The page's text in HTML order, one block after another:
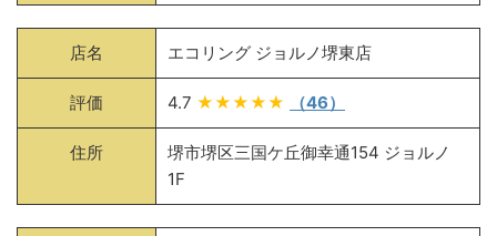
店名 エコリング ジョルノ堺東店
評価 4.7 ★★★★★ （46）
住所
堺市堺区三国ケ丘御幸通154 ジョルノ
1F